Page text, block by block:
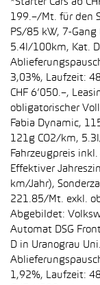
*Starter Cars ab
199.–/Mt. für den
PS/85 kW, 7-
5.4l/100km, Kat.
3,03%, Laufzeit:
CHF 6’050.–,
obligatorischer
Fabia Dynamic,
121g CO2/km,
Fahrzeugpreis
Effektiver
km/Jahr),
221.85/Mt. exkl.
Abgebildet:
Automat DSG
D in Uranograu
1,92%, Laufzeit: